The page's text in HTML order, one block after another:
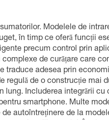
Modelele de
în timp ce oferă funcții
precum control prin
de curățare care
traduce adesea prin
regulă de o construcție mai
lung. Includerea integrării cu
smartphone. Multe
de autoîntreținere de la